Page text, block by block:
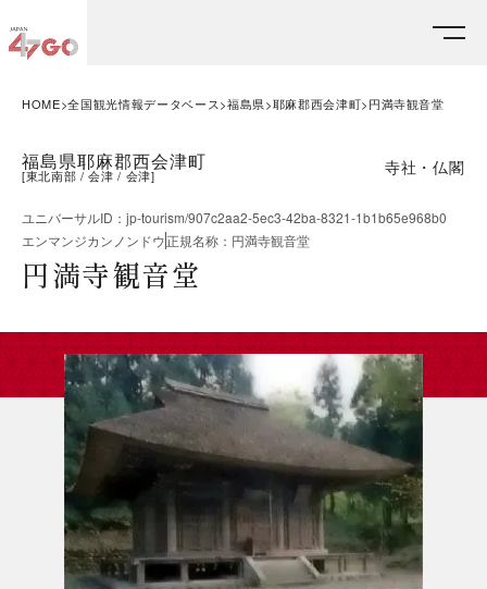
HOME 全国観光情報データベース 福島県 耶麻郡西会津町 円満寺観音堂
福島県耶麻郡西会津町
[東北南部 会津 会津] 寺社・仏閣
ユニバーサルID ： jp-tourism/907c2aa2-5ec3-42ba-8321-1b1b65e968b0
エンマンジカンノンドウ正規名称 ： 円満寺観音堂
円満寺観音堂